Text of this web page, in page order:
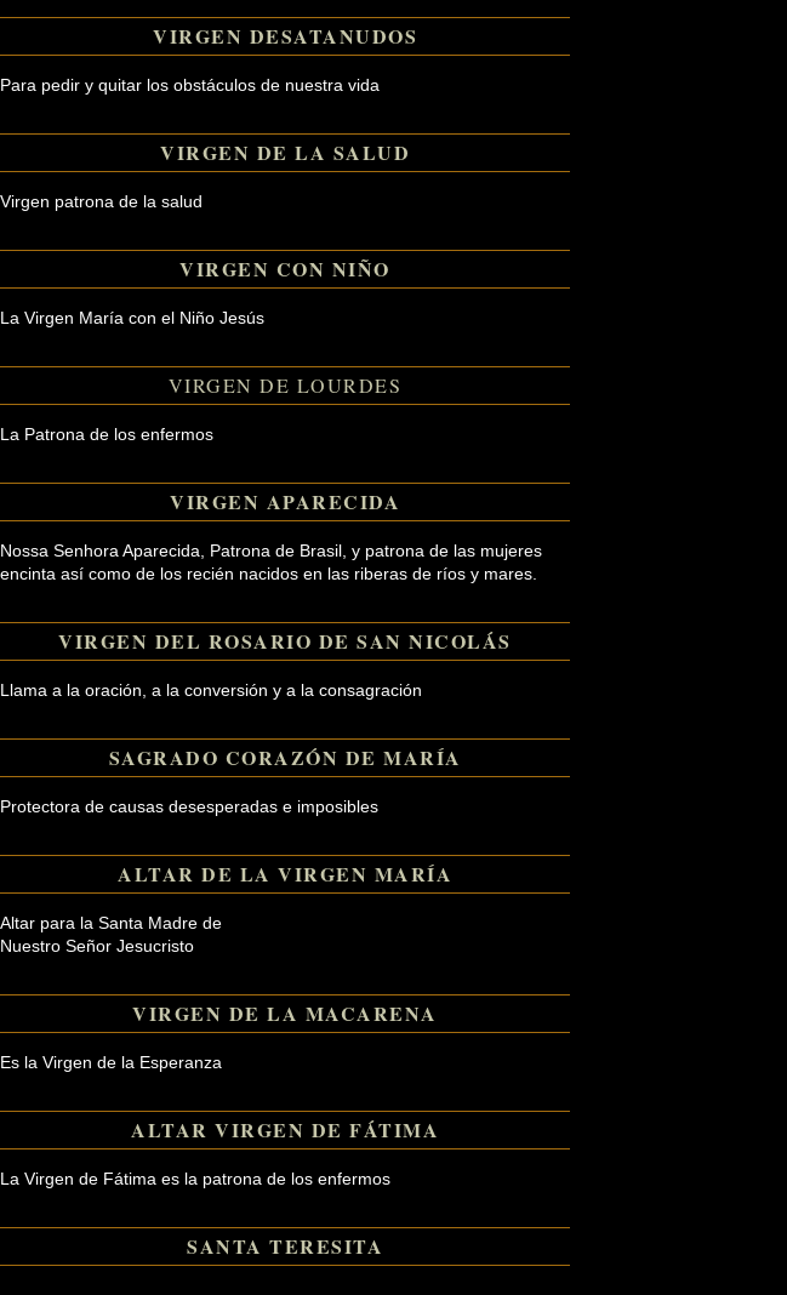
VIRGEN DESATANUDOS
Para pedir y quitar los obstáculos de nuestra vida
VIRGEN DE LA SALUD
Virgen patrona de la salud
VIRGEN CON NIÑO
La Virgen María con el Niño Jesús
VIRGEN DE LOURDES
La Patrona de los enfermos
VIRGEN APARECIDA
Nossa Senhora Aparecida, Patrona de Brasil, y patrona de las mujeres
encinta así como de los recién nacidos en las riberas de ríos y mares.
VIRGEN DEL ROSARIO DE SAN NICOLÁS
Llama a la oración, a la conversión y a la consagración
SAGRADO CORAZÓN DE MARÍA
Protectora de causas desesperadas e imposibles
ALTAR DE LA VIRGEN MARÍA
Altar para la Santa Madre de
Nuestro Señor Jesucristo
VIRGEN DE LA MACARENA
Es la Virgen de la Esperanza
ALTAR VIRGEN DE FÁTIMA
La Virgen de Fátima es la patrona de los enfermos
SANTA TERESITA